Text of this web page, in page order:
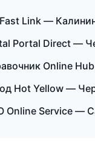
Link —
Portal Direct —
Online
Hot Yellow —
Online Service —